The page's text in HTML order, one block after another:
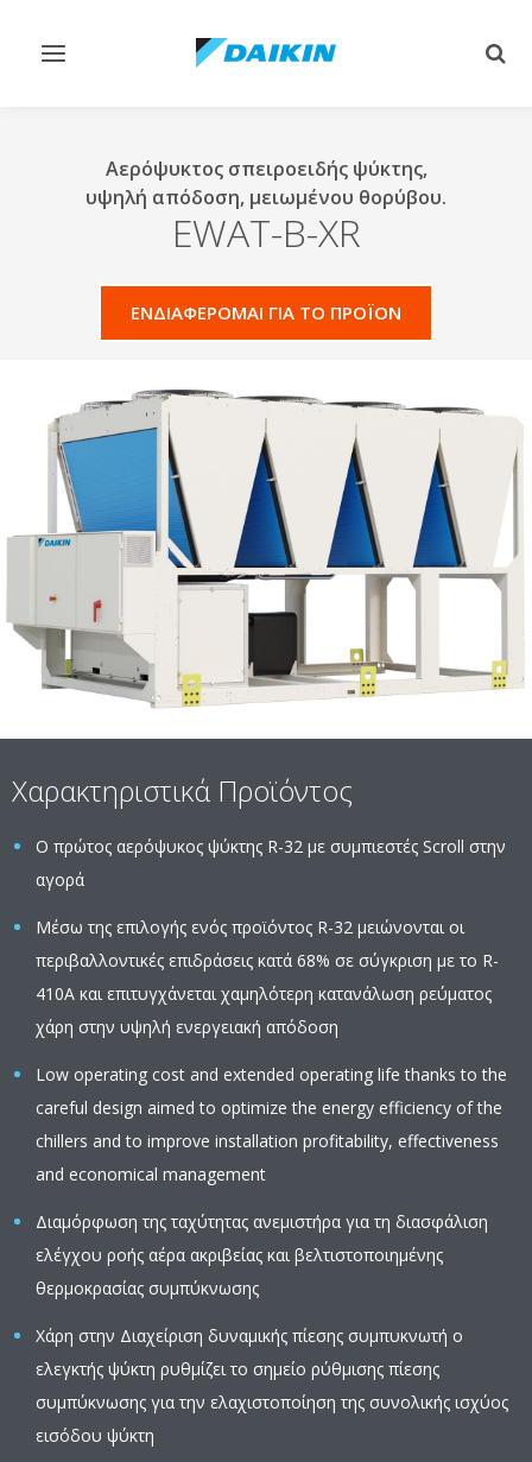
Εναλλαγή
Αερόψυκτος σπειροειδής ψύκτης,
υψηλή απόδοση, μειωμένου θορύβου.
EWAT-B-XR
ΕΝΔΙΑΦΕΡΟΜΑΙ ΓΙΑ ΤΟ ΠΡΟΪΟΝ
Χαρακτηριστικά Προϊόντος
Ο πρώτος αερόψυκος ψύκτης R-32 με συμπιεστές Scroll στην
αγορά
Μέσω της επιλογής ενός προϊόντος R-32 μειώνονται οι
περιβαλλοντικές επιδράσεις κατά 68% σε σύγκριση με το R-
410A και επιτυγχάνεται χαμηλότερη κατανάλωση ρεύματος
χάρη στην υψηλή ενεργειακή απόδοση
Low operating cost and extended operating life thanks to the
careful design aimed to optimize the energy efficiency of the
chillers and to improve installation profitability, effectiveness
and economical management
Διαμόρφωση της ταχύτητας ανεμιστήρα για τη διασφάλιση
ελέγχου ροής αέρα ακριβείας και βελτιστοποιημένης
θερμοκρασίας συμπύκνωσης
Χάρη στην Διαχείριση δυναμικής πίεσης συμπυκνωτή ο
ελεγκτής ψύκτη ρυθμίζει το σημείο ρύθμισης πίεσης
συμπύκνωσης για την ελαχιστοποίηση της συνολικής ισχύος
εισόδου ψύκτη